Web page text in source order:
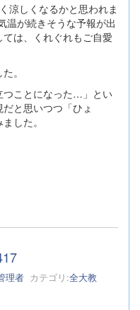
涼しくなるかと思われま
が続きそうな予報が出
は、くれぐれもご自愛
。
つことになった…」とい
と思いつつ「ひょ
した。
理者 カテゴリ:全大教